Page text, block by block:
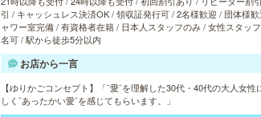
引 / キャッシュレス決済OK / 領収証発行可 / 2名様歓迎 / 団体様
ャワー室完備 / 有資格者在籍 / 日本人スタッフのみ / 女性スタッ
名可 / 駅から徒歩5分以内
お店から一言
【ゆりかごコンセプト】「¨愛¨を理解した30代・40代の大人女
しく¨あったかい愛¨を感じてもらいます。」